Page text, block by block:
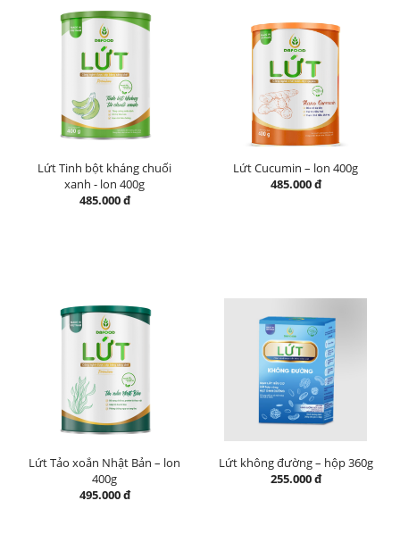
Lứt Tinh bột kháng chuối
xanh - lon 400g
485.000 đ
Lứt Cucumin – lon 400g
485.000 đ
Lứt Tảo xoắn Nhật Bản – lon
400g
495.000 đ
Lứt không đường – hộp 360g
255.000 đ